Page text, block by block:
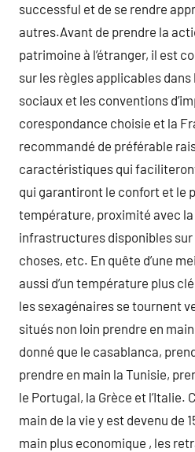
successful et de se rendre
autres.Avant de prendre la
patrimoine à l’étranger, il est
sur les règles applicables dans
sociaux et les conventions
corespondance choisie et la
recommandé de préférable
caractéristiques qui
qui garantiront le confort et le
température, proximité avec
infrastructures disponibles sur
choses, etc. En quête d’une
aussi d’un température plus
les sexagénaires se tournent
situés non loin prendre en
donné que le casablanca,
prendre en main la Tunisie,
le Portugal, la Grèce et l’Italie.
main de la vie y est devenu de
main plus economique , les